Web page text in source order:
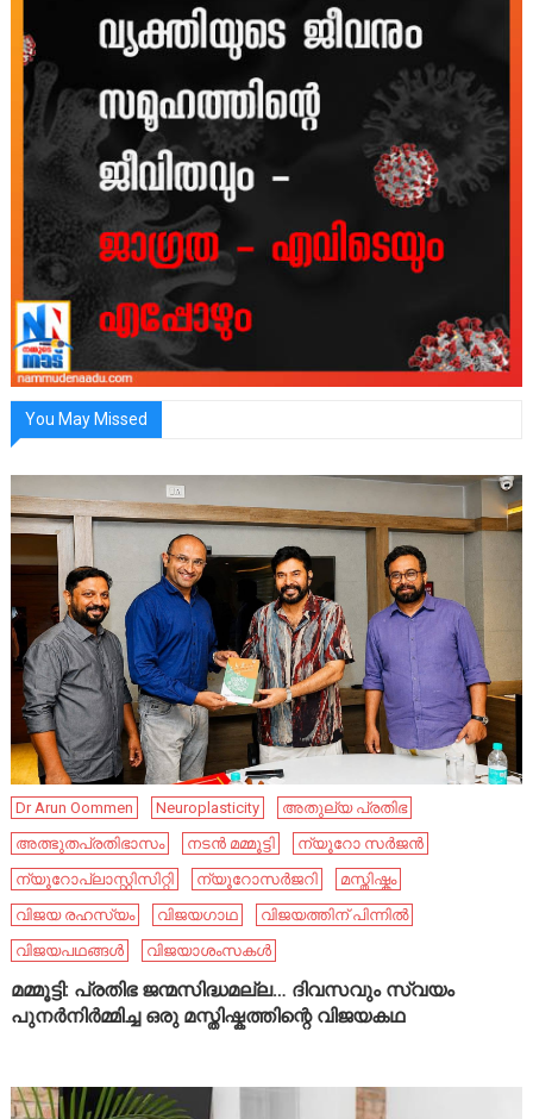
You May Missed
Dr Arun Oommen Neuroplasticity
അതുല്യ പ്രതിഭ
അത്ഭുതപ്രതിഭാസം
നടൻ മമ്മൂട്ടി
ന്യൂറോ സർജൻ
ന്യൂറോപ്ലാസ്റ്റിസിറ്റി
ന്യൂറോസർജറി
മസ്തിഷ്കം
വിജയ രഹസ്യം
വിജയഗാഥ
വിജയത്തിന് പിന്നിൽ
വിജയപഥങ്ങൾ
വിജയാശംസകൾ
മമ്മൂട്ടി: പ്രതിഭ ജന്മസിദ്ധമല്ല… ദിവസവും സ്വയം
പുനർനിർമ്മിച്ച ഒരു മസ്തിഷ്കത്തിന്റെ വിജയകഥ